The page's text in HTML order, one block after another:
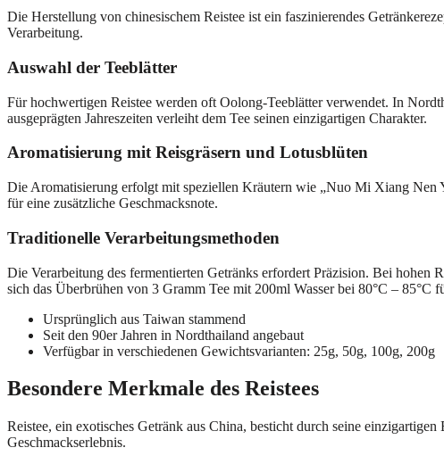
Die Herstellung von chinesischem Reistee ist ein faszinierendes
Verarbeitung.
Auswahl der Teeblätter
Für hochwertigen Reistee werden oft Oolong-Teeblätter verwendet. In
ausgeprägten Jahreszeiten verleiht dem Tee seinen einzigartigen Charakter.
Aromatisierung mit Reisgräsern und Lotusblüten
Die Aromatisierung erfolgt mit speziellen Kräutern wie „Nuo Mi Xiang Nen
für eine zusätzliche Geschmacksnote.
Traditionelle Verarbeitungsmethoden
Die Verarbeitung des fermentierten Getränks erfordert Präzision. Bei hohen
sich das Überbrühen von 3 Gramm Tee mit 200ml Wasser bei 80°C – 85°C
Ursprünglich aus Taiwan stammend
Seit den 90er Jahren in Nordthailand angebaut
Verfügbar in verschiedenen Gewichtsvarianten: 25g, 50g, 100g, 200g
Besondere Merkmale des Reistees
Reistee, ein exotisches Getränk aus China, besticht durch seine
Geschmackserlebnis.